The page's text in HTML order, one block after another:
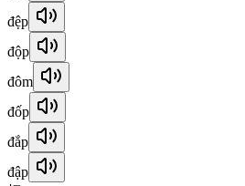
đệp
độp
đôm
đốp
đắp
đập